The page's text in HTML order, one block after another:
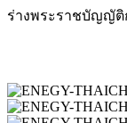
ร่างพระราชบัญญัติ